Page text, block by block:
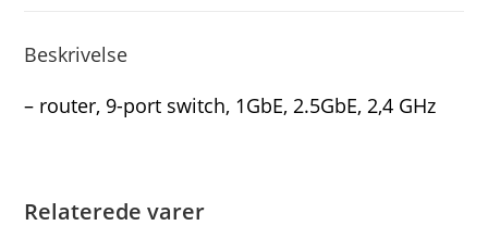
Beskrivelse
– router, 9-port switch, 1GbE, 2.5GbE, 2,4 GHz
Relaterede varer